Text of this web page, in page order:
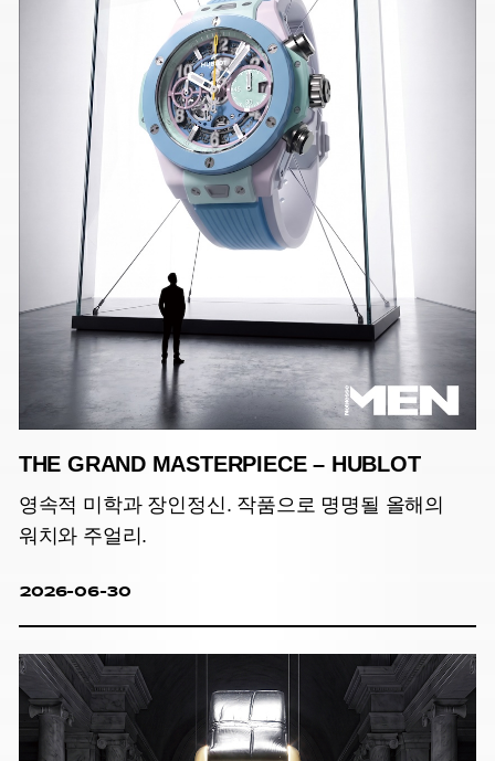
THE GRAND MASTERPIECE – HUBLOT
영속적 미학과 장인정신. 작품으로 명명될 올해의
워치와 주얼리.
2026-06-30